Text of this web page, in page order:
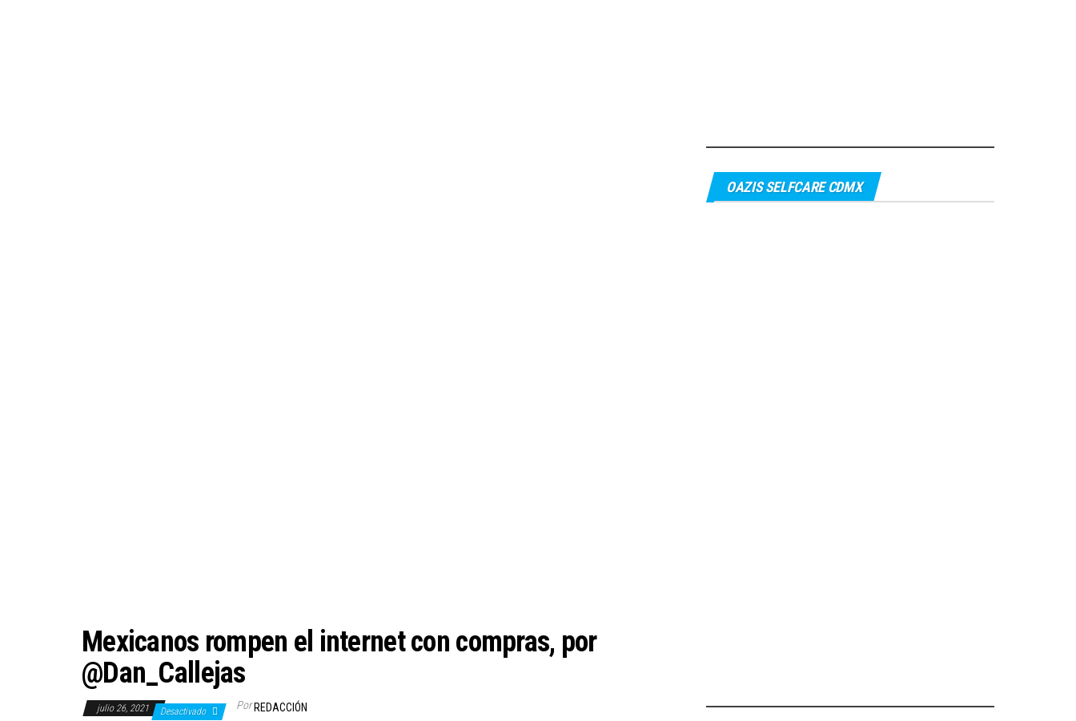
Mexicanos rompen el internet con compras, por
@Dan_Callejas
julio 26, 2021 Desactivado Por REDACCIÓN
OAZIS SELFCARE CDMX